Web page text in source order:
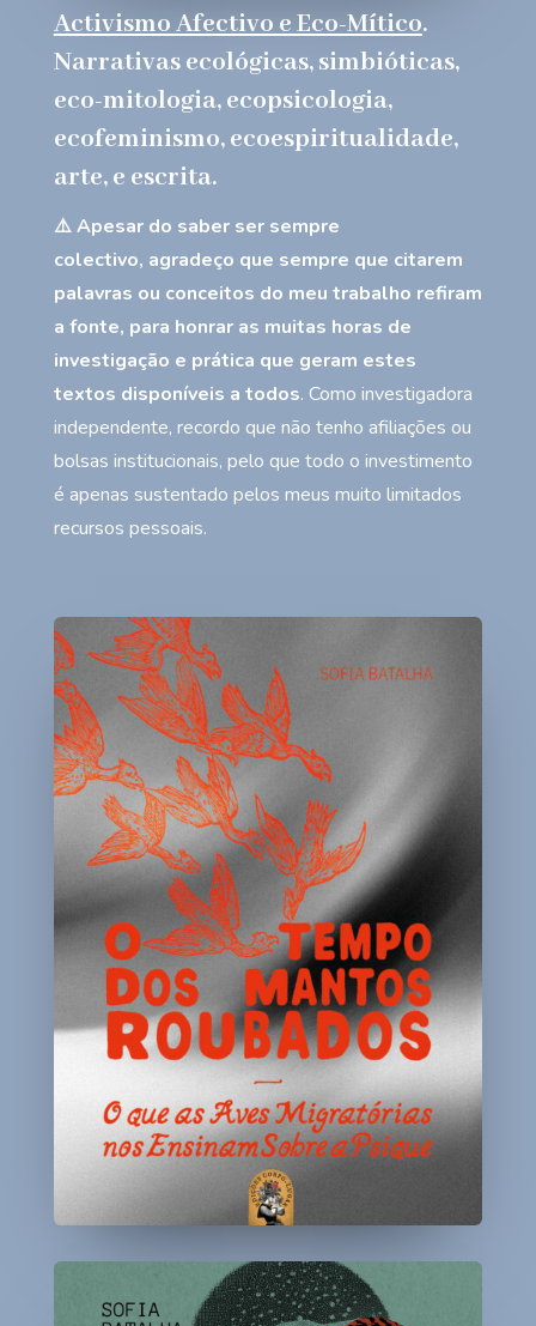
Activismo Afectivo e Eco-Mítico.
Narrativas ecológicas, simbióticas,
eco-mitologia, ecopsicologia,
ecofeminismo, ecoespiritualidade,
arte, e escrita.
⚠️ Apesar do saber ser sempre
colectivo, agradeço que sempre que citarem
palavras ou conceitos do meu trabalho refiram
a fonte, para honrar as muitas horas de
investigação e prática que geram estes
textos disponíveis a todos. Como investigadora
independente, recordo que não tenho afiliações ou
bolsas institucionais, pelo que todo o investimento
é apenas sustentado pelos meus muito limitados
recursos pessoais.